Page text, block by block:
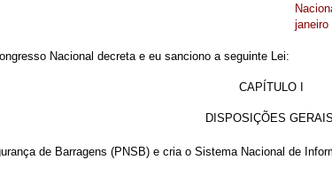
janeiro
Nacional decreta e eu sanciono a seguinte Lei:
CAPÍTULO I
DISPOSIÇÕES GERAIS
de Barragens (PNSB) e cria o Sistema Nacional de